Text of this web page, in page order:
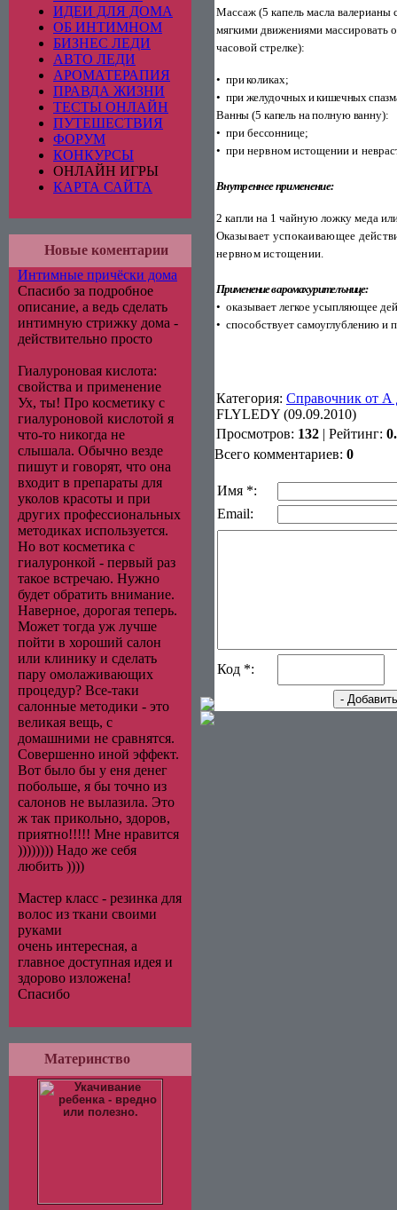
ИДЕИ ДЛЯ ДОМА
ОБ ИНТИМНОМ
БИЗНЕС ЛЕДИ
АВТО ЛЕДИ
АРОМАТЕРАПИЯ
ПРАВДА ЖИЗНИ
ТЕСТЫ ОНЛАЙН
ПУТЕШЕСТВИЯ
ФОРУМ
КОНКУРСЫ
ОНЛАЙН ИГРЫ
КАРТА САЙТА
Новые коментарии
Интимные причёски дома
Спасибо за подробное
описание, а ведь сделать
интимную стрижку дома -
действительно просто
Гиалуроновая кислота:
свойства и применение
Ух, ты! Про косметику с
гиалуроновой кислотой я
что-то никогда не
слышала. Обычно везде
пишут и говорят, что она
входит в препараты для
уколов красоты и при
других профессиональных
методиках используется.
Но вот косметика с
гиалуронкой - первый раз
такое встречаю. Нужно
будет обратить внимание.
Наверное, дорогая теперь.
Может тогда уж лучше
пойти в хороший салон
или клинику и сделать
пару омолаживающих
процедур? Все-таки
салонные методики - это
великая вещь, с
домашними не сравнятся.
Совершенно иной эффект.
Вот было бы у еня денег
побольше, я бы точно из
салонов не вылазила. Это
ж так прикольно, здоров,
приятно!!!!! Мне нравится
)))))))) Надо же себя
любить ))))
Мастер класс - резинка для
волос из ткани своими
руками
очень интересная, а
главное доступная идея и
здорово изложена!
Спасибо
Материнство
Массаж (5 капель масла валерианы
мягкими движениями массировать
часовой стрелке):
• при коликах;
• при желудочных и кишечных
Ванны (5 капель на полную ванну):
• при бессоннице;
• при нервном истощении и
Внутреннее применение:
2 капли на 1 чайную ложку меда
Ока­зывает успокаивающее
нервном исто­щении.
Применение в аромахурителънице:
• оказывает легкое усыпляющее
• способствует самоуглублению и
Категория: Справочник от А
FLYLEDY (09.09.2010)
Просмотров: 132 | Рейтинг:
Всего комментариев: 0
Имя *:
Email:
Код *: